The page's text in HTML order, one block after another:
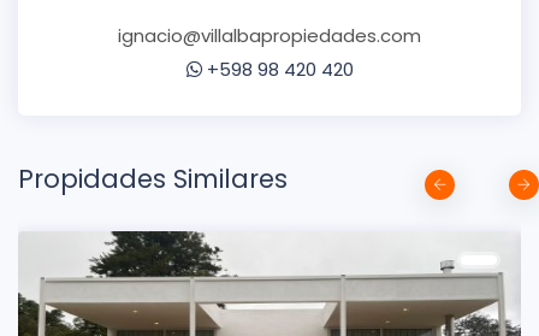
ignacio@villalbapropiedades.com
+598 98 420 420
Propidades Similares